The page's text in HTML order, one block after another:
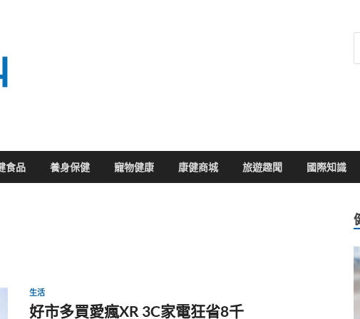
食品 養身保健 寵物健康 康健商城 旅遊趣聞 國際知識
生活
好市多買愛瘋XR 3C家電狂省8千